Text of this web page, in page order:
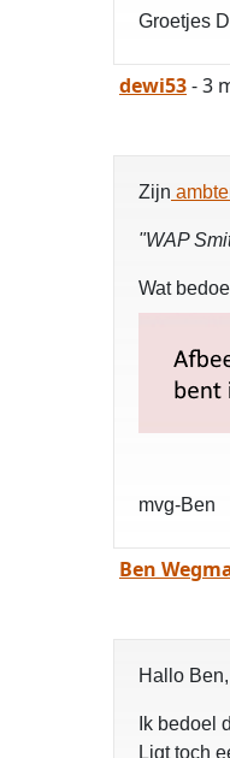
Groetjes
dewi53- 3
Zijn
"WAP
Wat
mvg-Ben
Ben
Hallo Ben,
Ik bedoel
Ligt toch